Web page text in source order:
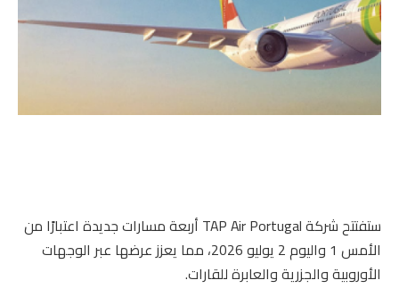
ستفتتح شركة TAP Air Portugal أربعة مسارات جديدة اعتبارًا من
الأمس 1 واليوم 2 يوليو 2026، مما يعزز عرضها عبر الوجهات
الأوروبية والجزرية والعابرة للقارات.